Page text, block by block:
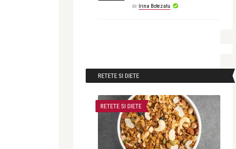
de Irina Botezatu
RETETE SI DIETE
RETETE SI DIETE